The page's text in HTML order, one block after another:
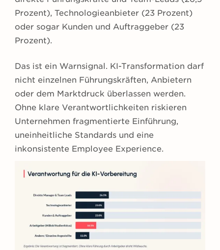
Prozent), Technologieanbieter (23 Prozent)
oder sogar Kunden und Auftraggeber (23
Prozent).
Das ist ein Warnsignal. KI-Transformation darf
nicht einzelnen Führungskräften, Anbietern
oder dem Marktdruck überlassen werden.
Ohne klare Verantwortlichkeiten riskieren
Unternehmen fragmentierte Einführung,
uneinheitliche Standards und eine
inkonsistente Employee Experience.